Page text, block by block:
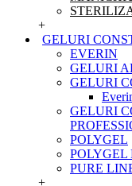
+
GELURI
EVERIN
GELURI
GELURI
GELURI
POLYGEL
PURE
+